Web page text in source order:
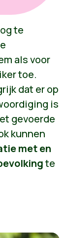
te
als voor
toe.
dat er op
is
gevoerde
kunnen
met en
te